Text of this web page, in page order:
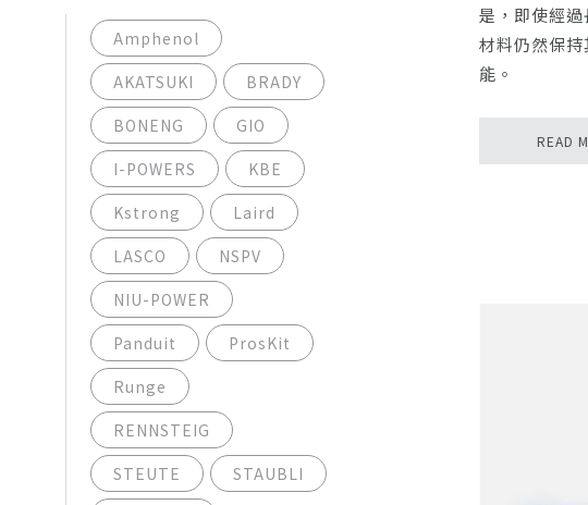
Amphenol
AKATSUKI
BRADY
BONENG
GIO
I-POWERS
KBE
Kstrong
Laird
LASCO
NSPV
NIU-POWER
Panduit
ProsKit
Runge
RENNSTEIG
STEUTE
STAUBLI
是，即使經
材料仍然保
能。
READ